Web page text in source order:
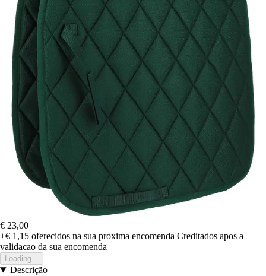
€ 23,00
+€ 1,15 oferecidos na sua proxima encomenda Creditados apos a
validacao da sua encomenda
Loading...
Descrição